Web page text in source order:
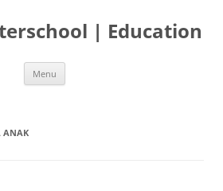
| Education
Menu
ANAK